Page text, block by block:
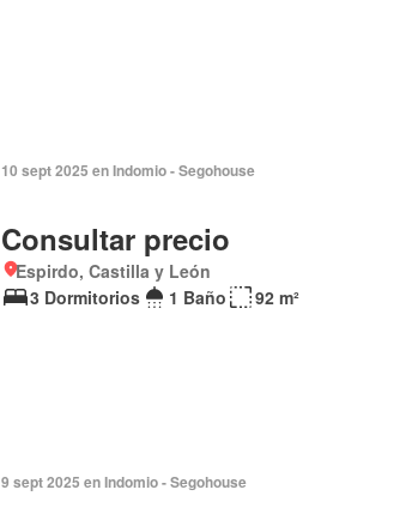
10 sept 2025 en Indomio - Segohouse
Consultar precio
Espirdo, Castilla y León
3 Dormitorios
1 Baño 92 m²
9 sept 2025 en Indomio - Segohouse